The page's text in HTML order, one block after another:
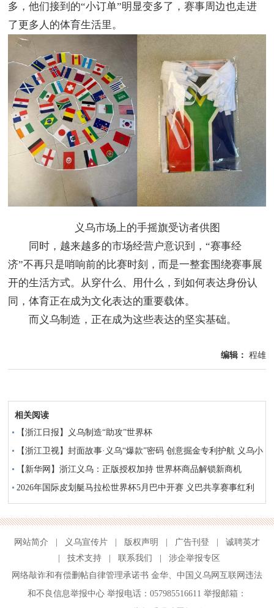
多，他们接到的“小订单”明显变多了，赛事周边也走进
了更多人的体育生活里。
义乌市场上的手摇旗受访者供图
同时，越来越多的市场经营户意识到，“赛事经
济”不再只是哨响前的比赛时刻，而是一整套围绕赛事展
开的生活方式。从穿什么、用什么，到如何表达身份认
同，体育正在成为文化表达的重要载体。
而义乌制造，正在成为这些表达的坚实基础。
编辑： 程雄
相关阅读
【浙江日报】义乌制造“助攻”世界杯
【浙江卫视】封面故事·义乌“爆款”密码 创意掘金专利护航 义乌小
商品“备战”世界杯
【新华网】浙江义乌：正版授权加持 世界杯商品解锁新商机
2026年国际皮划艇马拉松世界杯5月巴中开赛 义巴共享赛事红利
网站简介 义乌宣传片 版权声明 广告刊登
诚聘英才
技术支持 联系我们
涉企举报专区
网络敲诈和有偿删帖自律管理承诺书 金华、 中国义乌网互联网违法
和不良信息举报中心举报电话：057985516611 举报邮箱：